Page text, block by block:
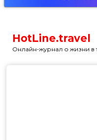
HotLine.travel
Онлайн-журнал о жизни в